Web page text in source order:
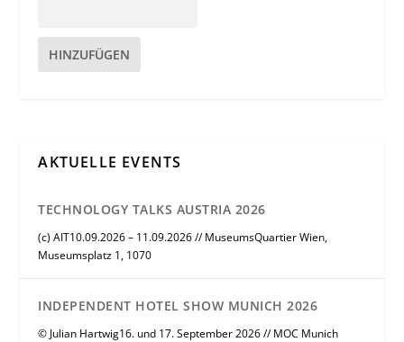
HINZUFÜGEN
AKTUELLE EVENTS
TECHNOLOGY TALKS AUSTRIA 2026
(c) AIT10.09.2026 – 11.09.2026 // MuseumsQuartier Wien,
Museumsplatz 1, 1070
INDEPENDENT HOTEL SHOW MUNICH 2026
© Julian Hartwig16. und 17. September 2026 // MOC Munich